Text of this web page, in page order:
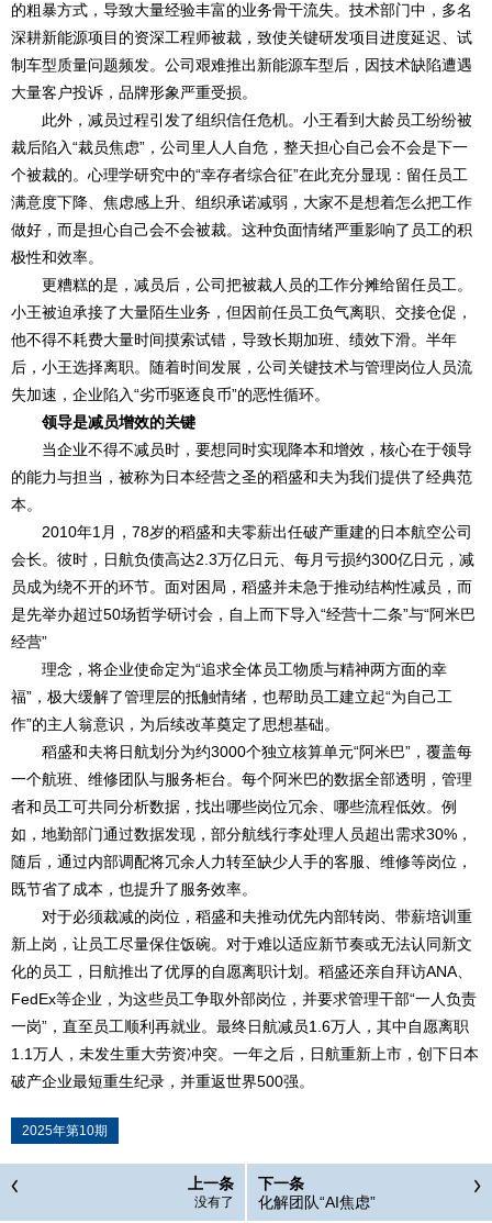
的粗暴方式，导致大量经验丰富的业务骨干流失。技术部门中，多名
深耕新能源项目的资深工程师被裁，致使关键研发项目进度延迟、试
制车型质量问题频发。公司艰难推出新能源车型后，因技术缺陷遭遇
大量客户投诉，品牌形象严重受损。
此外，减员过程引发了组织信任危机。小王看到大龄员工纷纷被
裁后陷入“裁员焦虑”，公司里人人自危，整天担心自己会不会是下一
个被裁的。心理学研究中的“幸存者综合征”在此充分显现：留任员工
满意度下降、焦虑感上升、组织承诺减弱，大家不是想着怎么把工作
做好，而是担心自己会不会被裁。这种负面情绪严重影响了员工的积
极性和效率。
更糟糕的是，减员后，公司把被裁人员的工作分摊给留任员工。
小王被迫承接了大量陌生业务，但因前任员工负气离职、交接仓促，
他不得不耗费大量时间摸索试错，导致长期加班、绩效下滑。半年
后，小王选择离职。随着时间发展，公司关键技术与管理岗位人员流
失加速，企业陷入“劣币驱逐良币”的恶性循环。
领导是减员增效的关键
当企业不得不减员时，要想同时实现降本和增效，核心在于领导
的能力与担当，被称为日本经营之圣的稻盛和夫为我们提供了经典范
本。
2010年1月，78岁的稻盛和夫零薪出任破产重建的日本航空公司
会长。彼时，日航负债高达2.3万亿日元、每月亏损约300亿日元，减
员成为绕不开的环节。面对困局，稻盛并未急于推动结构性减员，而
是先举办超过50场哲学研讨会，自上而下导入“经营十二条”与“阿米巴
经营”
理念，将企业使命定为“追求全体员工物质与精神两方面的幸
福”，极大缓解了管理层的抵触情绪，也帮助员工建立起“为自己工
作”的主人翁意识，为后续改革奠定了思想基础。
稻盛和夫将日航划分为约3000个独立核算单元“阿米巴”，覆盖每
一个航班、维修团队与服务柜台。每个阿米巴的数据全部透明，管理
者和员工可共同分析数据，找出哪些岗位冗余、哪些流程低效。例
如，地勤部门通过数据发现，部分航线行李处理人员超出需求30%，
随后，通过内部调配将冗余人力转至缺少人手的客服、维修等岗位，
既节省了成本，也提升了服务效率。
对于必须裁减的岗位，稻盛和夫推动优先内部转岗、带薪培训重
新上岗，让员工尽量保住饭碗。对于难以适应新节奏或无法认同新文
化的员工，日航推出了优厚的自愿离职计划。稻盛还亲自拜访ANA、
FedEx等企业，为这些员工争取外部岗位，并要求管理干部“一人负责
一岗”，直至员工顺利再就业。最终日航减员1.6万人，其中自愿离职
1.1万人，未发生重大劳资冲突。一年之后，日航重新上市，创下日本
破产企业最短重生纪录，并重返世界500强。
2025年第10期
上一条
没有了
下一条
化解团队“AI焦虑”